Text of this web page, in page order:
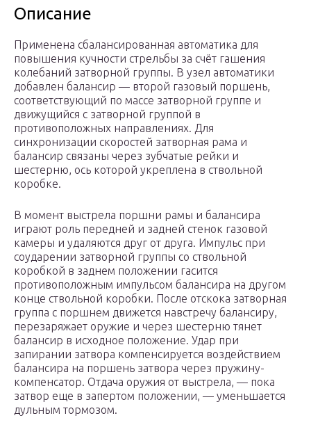
Описание
Применена сбалансированная автоматика для
повышения кучности стрельбы за счёт гашения
колебаний затворной группы. В узел автоматики
добавлен балансир — второй газовый поршень,
соответствующий по массе затворной группе и
движущийся с затворной группой в
противоположных направлениях. Для
синхронизации скоростей затворная рама и
балансир связаны через зубчатые рейки и
шестерню, ось которой укреплена в ствольной
коробке.
В момент выстрела поршни рамы и балансира
играют роль передней и задней стенок газовой
камеры и удаляются друг от друга. Импульс при
соударении затворной группы со ствольной
коробкой в заднем положении гасится
противоположным импульсом балансира на другом
конце ствольной коробки. После отскока затворная
группа с поршнем движется навстречу балансиру,
перезаряжает оружие и через шестерню тянет
балансир в исходное положение. Удар при
запирании затвора компенсируется воздействием
балансира на поршень затвора через пружину-
компенсатор. Отдача оружия от выстрела, — пока
затвор еще в запертом положении, — уменьшается
дульным тормозом.